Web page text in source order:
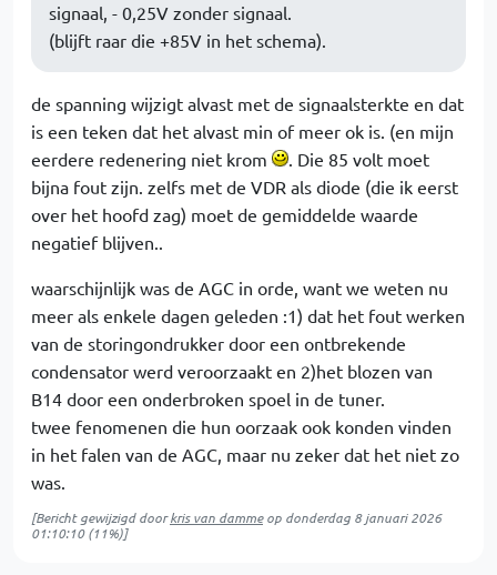
signaal, - 0,25V zonder signaal.
(blijft raar die +85V in het schema).
de spanning wijzigt alvast met de signaalsterkte en dat
is een teken dat het alvast min of meer ok is. (en mijn
eerdere redenering niet krom
. Die 85 volt moet
bijna fout zijn. zelfs met de VDR als diode (die ik eerst
over het hoofd zag) moet de gemiddelde waarde
negatief blijven..
waarschijnlijk was de AGC in orde, want we weten nu
meer als enkele dagen geleden :1) dat het fout werken
van de storingondrukker door een ontbrekende
condensator werd veroorzaakt en 2)het blozen van
B14 door een onderbroken spoel in de tuner.
twee fenomenen die hun oorzaak ook konden vinden
in het falen van de AGC, maar nu zeker dat het niet zo
was.
[Bericht gewijzigd doorkris van dammeop donderdag 8 januari 2026
01:10:10(11%)]